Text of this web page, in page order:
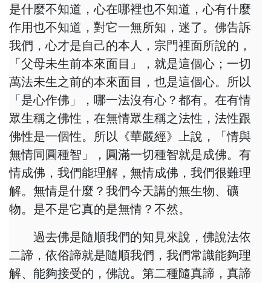
是什麼不知道，心在哪裡也不知道，心有什麼
作用也不知道，對它一無所知，迷了。佛告訴
我們，心才是自己的本人，宗門裡面所說的，
「父母未生前本來面目」，就是這個心；一切
萬法未生之前的本來面目，也是這個心。所以
「是心作佛」，哪一法沒有心？都有。在有情
眾生稱之佛性，在無情眾生稱之法性，法性跟
佛性是一個性。所以《華嚴經》上說，「情與
無情同圓種智」，圓滿一切種智就是成佛。有
情成佛，我們能理解，無情成佛，我們很難理
解。無情是什麼？我們今天講的無生物、礦
物。是不是它真的是無情？不然。
過去佛是隨順我們的知見來說，佛說法依
二諦，依俗諦就是隨順我們，我們常識能夠理
解、能夠接受的，佛說。第二種隨真諦，真諦